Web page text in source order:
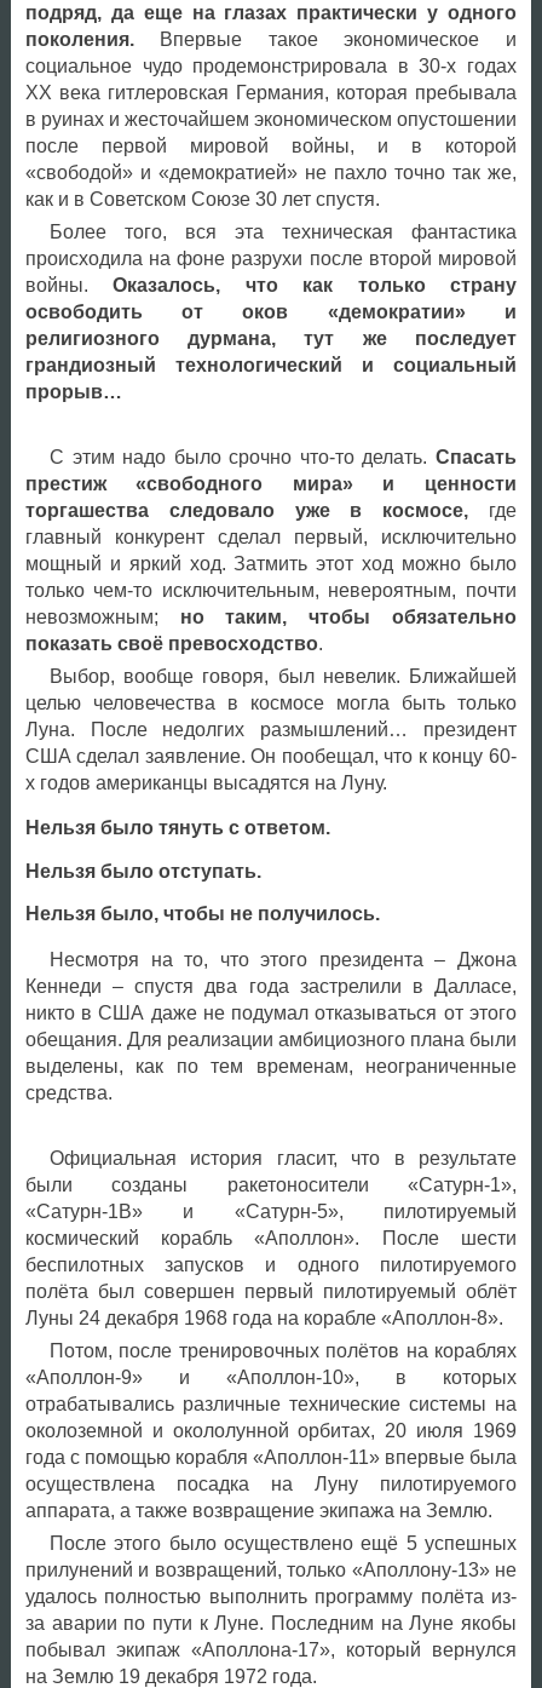
подряд, да еще на глазах практически у одного
поколения.Впервые такое экономическое и
социальное чудо продемонстрировала в 30-х годах
ХХ века гитлеровская Германия, которая пребывала
в руинах и жесточайшем экономическом опустошении
после первой мировой войны, и в которой
«свободой» и «демократией» не пахло точно так же,
как и в Советском Союзе 30 лет спустя.
Более того, вся эта техническая фантастика
происходила на фоне разрухи после второй мировой
войны.Оказалось, что как только страну
освободить от оков «демократии» и
религиозного дурмана, тут же последует
грандиозный технологический и социальный
прорыв…
С этим надо было срочно что-то делать. Спасать
престиж «свободного мира» и ценности
торгашества следовало уже в космосе, где
главный конкурент сделал первый, исключительно
мощный и яркий ход. Затмить этот ход можно было
только чем-то исключительным, невероятным, почти
невозможным; но таким, чтобы обязательно
показать своё превосходство.
Выбор, вообще говоря, был невелик. Ближайшей
целью человечества в космосе могла быть только
Луна. После недолгих размышлений… президент
США сделал заявление. Он пообещал, что к концу 60-
х годов американцы высадятся на Луну.
Нельзя было тянуть с ответом.
Нельзя было отступать.
Нельзя было, чтобы не получилось.
Несмотря на то, что этого президента – Джона
Кеннеди – спустя два года застрелили в Далласе,
никто в США даже не подумал отказываться от этого
обещания. Для реализации амбициозного плана были
выделены, как по тем временам, неограниченные
средства.
Официальная история гласит, что в результате
были созданы ракетоносители «Сатурн-1»,
«Сатурн-1В» и «Сатурн-5», пилотируемый
космический корабль «Аполлон». После шести
беспилотных запусков и одного пилотируемого
полёта был совершен первый пилотируемый облёт
Луны 24 декабря 1968 года на корабле «Аполлон-8».
Потом, после тренировочных полётов на кораблях
«Аполлон-9» и «Аполлон-10», в которых
отрабатывались различные технические системы на
околоземной и окололунной орбитах, 20 июля 1969
года с помощью корабля «Аполлон-11» впервые была
осуществлена посадка на Луну пилотируемого
аппарата, а также возвращение экипажа на Землю.
После этого было осуществлено ещё 5 успешных
прилунений и возвращений, только «Аполлону-13» не
удалось полностью выполнить программу полёта из-
за аварии по пути к Луне. Последним на Луне якобы
побывал экипаж «Аполлона-17», который вернулся
на Землю 19 декабря 1972 года.